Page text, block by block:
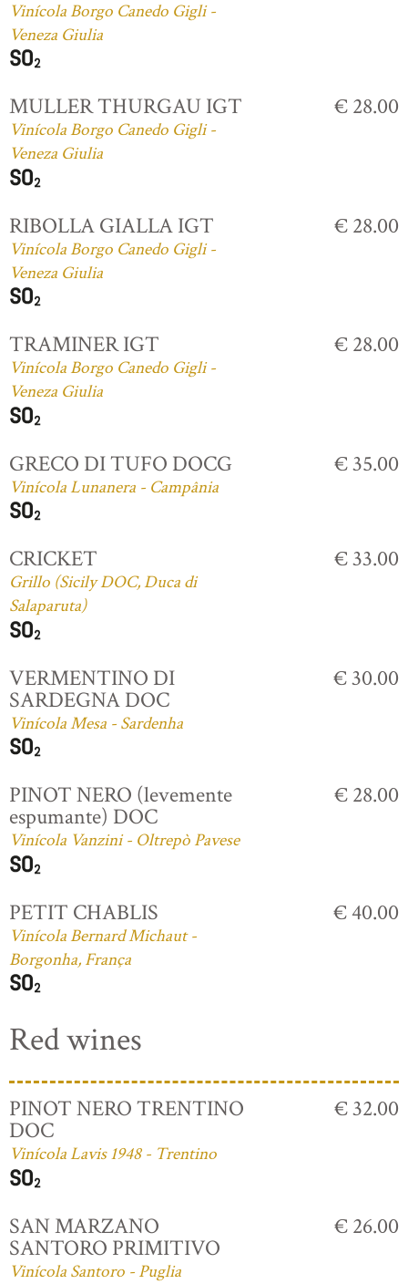
Vinícola Borgo Canedo Gigli -
Veneza Giulia
MULLER THURGAU IGT
Vinícola Borgo Canedo Gigli -
Veneza Giulia
€ 28.00
RIBOLLA GIALLA IGT
Vinícola Borgo Canedo Gigli -
Veneza Giulia
€ 28.00
TRAMINER IGT
Vinícola Borgo Canedo Gigli -
Veneza Giulia
€ 28.00
GRECO DI TUFO DOCG
Vinícola Lunanera - Campânia
€ 35.00
CRICKET
Grillo (Sicily DOC, Duca di
Salaparuta)
€ 33.00
VERMENTINO DI
SARDEGNA DOC
Vinícola Mesa - Sardenha
€ 30.00
PINOT NERO (levemente
espumante) DOC
Vinícola Vanzini - Oltrepò Pavese
€ 28.00
PETIT CHABLIS
Vinícola Bernard Michaut -
Borgonha, França
€ 40.00
Red wines
PINOT NERO TRENTINO
DOC
Vinícola Lavis 1948 - Trentino
€ 32.00
SAN MARZANO
SANTORO PRIMITIVO
Vinícola Santoro - Puglia
€ 26.00